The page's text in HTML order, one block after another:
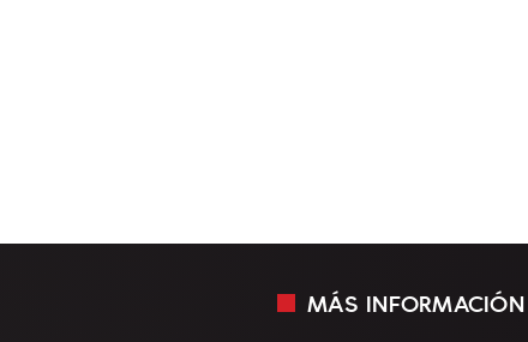
MÁS INFORMACIÓN